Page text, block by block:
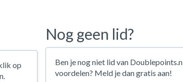
op
Nog geen lid?
Ben je nog niet lid van
voordelen? Meld je dan gratis aan!